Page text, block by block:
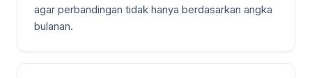
agar perbandingan tidak hanya berdasarkan angka
bulanan.